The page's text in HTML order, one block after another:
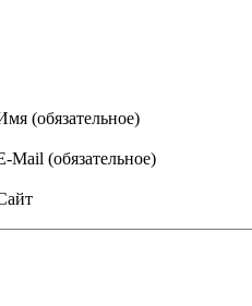
(обязательное)
Mail (обязательное)